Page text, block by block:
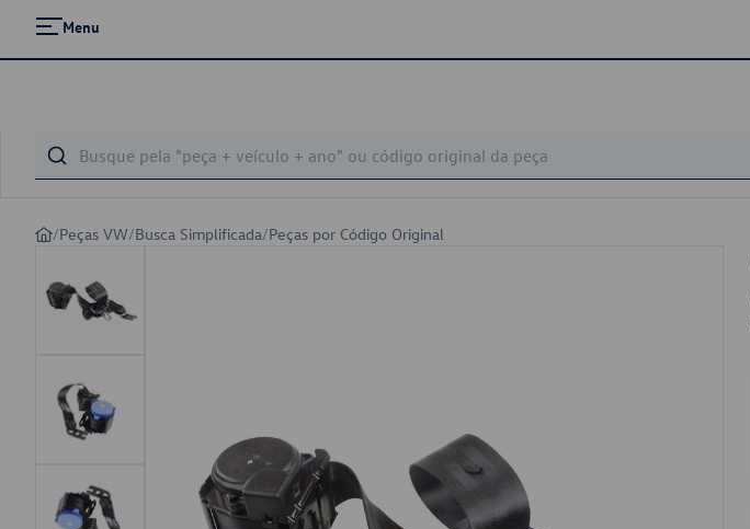
Menu
/Peças VW/Busca Simplificada/Peças por Código Original